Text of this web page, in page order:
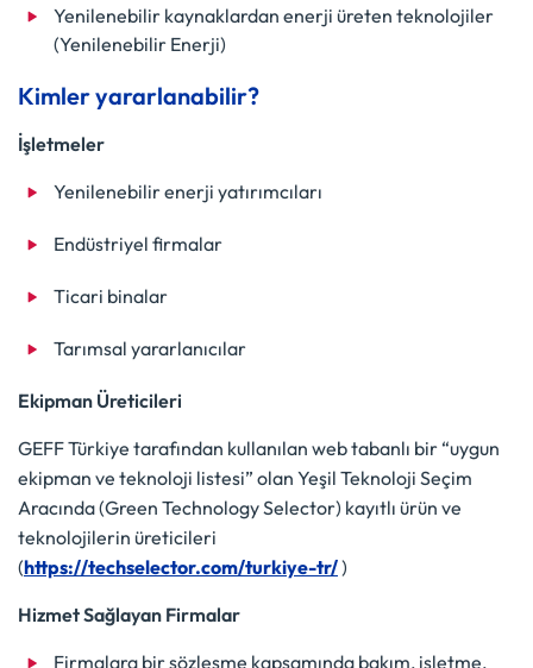
Yenilenebilir kaynaklardan enerji üreten teknolojiler
(Yenilenebilir Enerji)
Kimler yararlanabilir?
İşletmeler
Yenilenebilir enerji yatırımcıları
Endüstriyel firmalar
Ticari binalar
Tarımsal yararlanıcılar
Ekipman Üreticileri
GEFF Türkiye tarafından kullanılan web tabanlı bir “uygun
ekipman ve teknoloji listesi” olan Yeşil Teknoloji Seçim
Aracında (Green Technology Selector) kayıtlı ürün ve
teknolojilerin üreticileri
(https://techselector.com/turkiye-tr/)
Hizmet Sağlayan Firmalar
Firmalara bir sözleşme kapsamında bakım, işletme,